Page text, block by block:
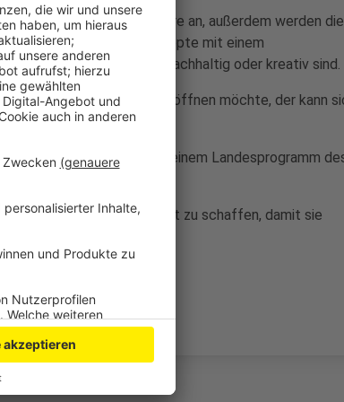
für zwei Jahre an, außerdem werden die
sucht besonders Konzepte mit einem
zum Beispiel besonders nachhaltig oder kreativ sind.
Innenstadt eröffnen möchte, der kann
.
für das Projekt aus einem Landesprogramm
Angebot in der Innenstadt zu schaffen, damit sie
sein kann.